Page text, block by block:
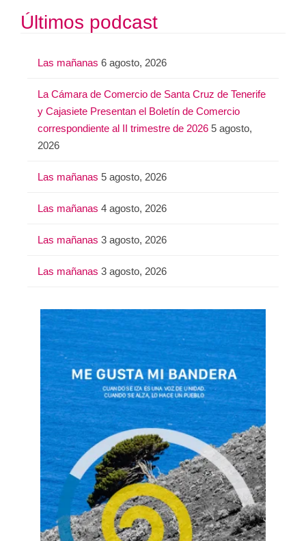
s
c
Últimos podcast
Las mañanas 6 agosto, 2026
La Cámara de Comercio de Santa Cruz de Tenerife
y Cajasiete Presentan el Boletín de Comercio
correspondiente al II trimestre de 2026 5 agosto,
2026
Las mañanas 5 agosto, 2026
Las mañanas 4 agosto, 2026
Las mañanas 3 agosto, 2026
Las mañanas 3 agosto, 2026